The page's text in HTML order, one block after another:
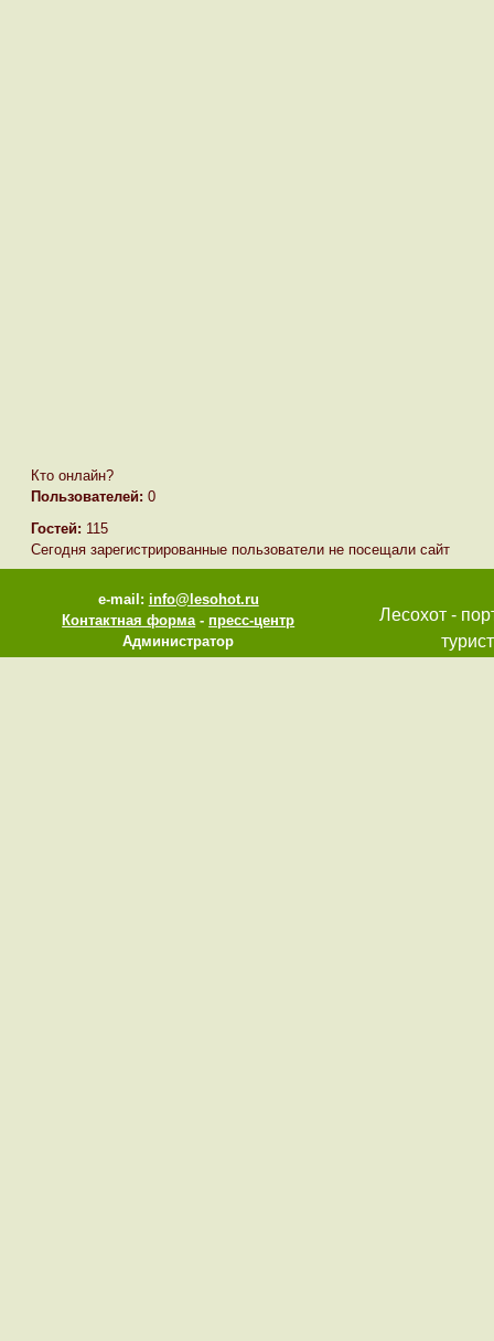
Кто онлайн?
Пользователей: 0
Гостей: 115
Сегодня зарегистрированные пользователи не посещали сайт
e-mail: info@lesohot.ru
Контактная форма-пресс-центр
Администратор
Лесохот -